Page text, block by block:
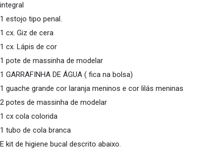
integral
1 estojo tipo penal.
1 cx. Giz de cera
1 cx. Lápis de cor
1 pote de massinha de modelar
1 GARRAFINHA DE ÁGUA ( fica na bolsa)
1 guache grande cor laranja meninos e cor lilás meninas
2 potes de massinha de modelar
1 cx cola colorida
1 tubo de cola branca
E kit de higiene bucal descrito abaixo.